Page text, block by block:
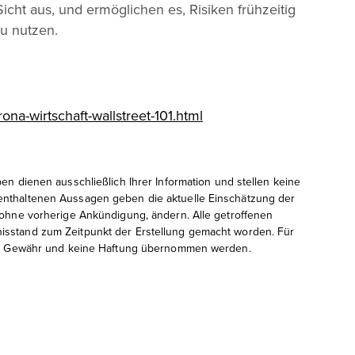
aus, und ermöglichen es, Risiken frühzeitig
nutzen.
wirtschaft-wallstreet-101.html
dienen ausschließlich Ihrer Information und stellen keine
Aussagen geben die aktuelle Einschätzung der
vorherige Ankündigung, ändern. Alle getroffenen
zum Zeitpunkt der Erstellung gemacht worden. Für
und keine Haftung übernommen werden.